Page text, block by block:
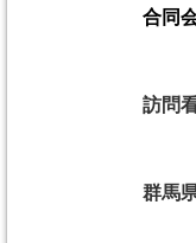
合同
訪問
群馬